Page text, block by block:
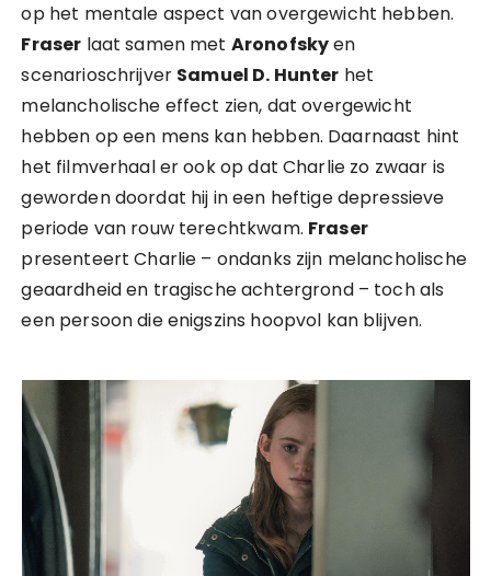
op het mentale aspect van overgewicht hebben.
Fraser laat samen met Aronofskyen
scenarioschrijver Samuel D. Hunter het
melancholische effect zien, dat overgewicht
hebben op een mens kan hebben. Daarnaast hint
het filmverhaal er ook op dat Charlie zo zwaar is
geworden doordat hij in een heftige depressieve
periode van rouw terechtkwam. Fraser
presenteert Charlie – ondanks zijn melancholische
geaardheid en tragische achtergrond – toch als
een persoon die enigszins hoopvol kan blijven.